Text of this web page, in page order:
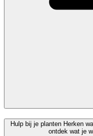
Hulp bij je planten Herken
ontdek wat je